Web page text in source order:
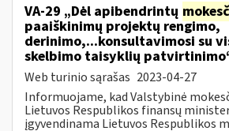
VA-29 „Dėl apibendrintų
paaiškinimų projektų rengimo,
derinimo,...konsultavimosi su
skelbimo taisyklių
Web turinio sąrašas 2023-04-27
Informuojame, kad Valstybinė
Lietuvos Respublikos finansų
įgyvendinama Lietuvos Respublikos